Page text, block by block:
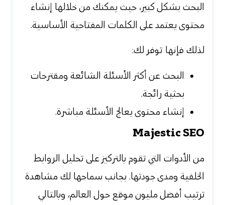
البحث بشكل كبير، حيث يمكنك من خلالها إنشاء
محتوى يعتمد على الكلمات المفتاحية الأساسية.
لذلك فإنها توفر لك:
البحث عن أكثر الأسئلة الشائعة ومقترحات
بحثية رائجة.
إنشاء محتوى يعالج الأسئلة مباشرة.
Majestic SEO
من الأدوات التي تقوم بالتركيز على تحليل الروابط
الخلفية ومدى جودتها. بجانب سماحها لك مشاهدة
ترتيب أفضل مليون موقع حول العالم، وبالتالي